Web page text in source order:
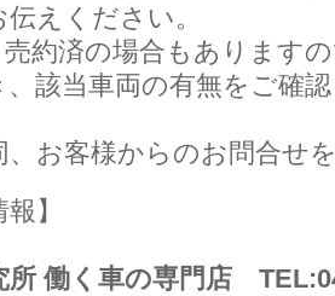
えください。
売約済の場合もあります
該当車両の有無をご確
、お客様からのお問合せ
報】
所 働く車の専門店